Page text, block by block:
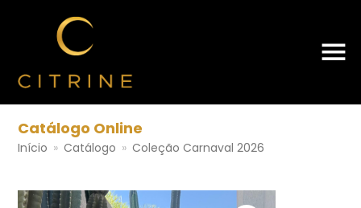
Catálogo Online
Início » Catálogo » Coleção Carnaval 2026